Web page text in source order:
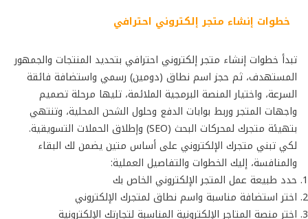
خطوات إنشاء متجر إلكتروني احترافي
تبدأ خطوات إنشاء متجر إلكتروني احترافي بتحديد المنتجات والجمهور
المستهدف، ثم حجز اسم نطاق (دومين) رسمي واستضافة فائقة
السرعة، واختيار المنصة البرمجية الملائمة، تليها مرحلة تصميم
واجهات المتجر وربط بوابات الدفع وحلول الشحن المحلية، وتنتهي
بتهيئة متجرك لمحركات البحث (SEO) وإطلاق الحملات التسويقية.
لكي تبني متجرك الإلكتروني على أساس متين يضمن لك البقاء
والمنافسة، إليك الخطوات والتفاصيل العملية:
حدد طبيعة عمل المتجر الإلكتروني الخاص بك
اختر استضافة مناسبة واسم نطاق لمتجرك الإلكتروني
اختر منصة المتاجر الإلكترونية المناسبة لتجارتك الإلكترونية